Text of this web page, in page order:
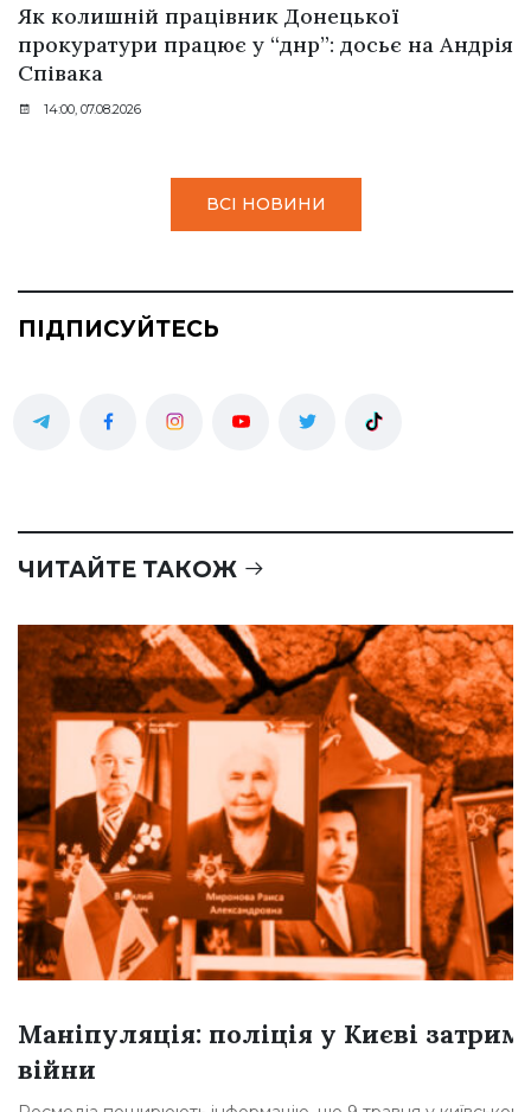
Як колишній працівник Донецької
прокуратури працює у “днр”: досьє на Андрія
Співака
14:00, 07.08.2026
ВСІ НОВИНИ
ПІДПИСУЙТЕСЬ
ЧИТАЙТЕ ТАКОЖ
Маніпуляція: поліція у Києві
війни